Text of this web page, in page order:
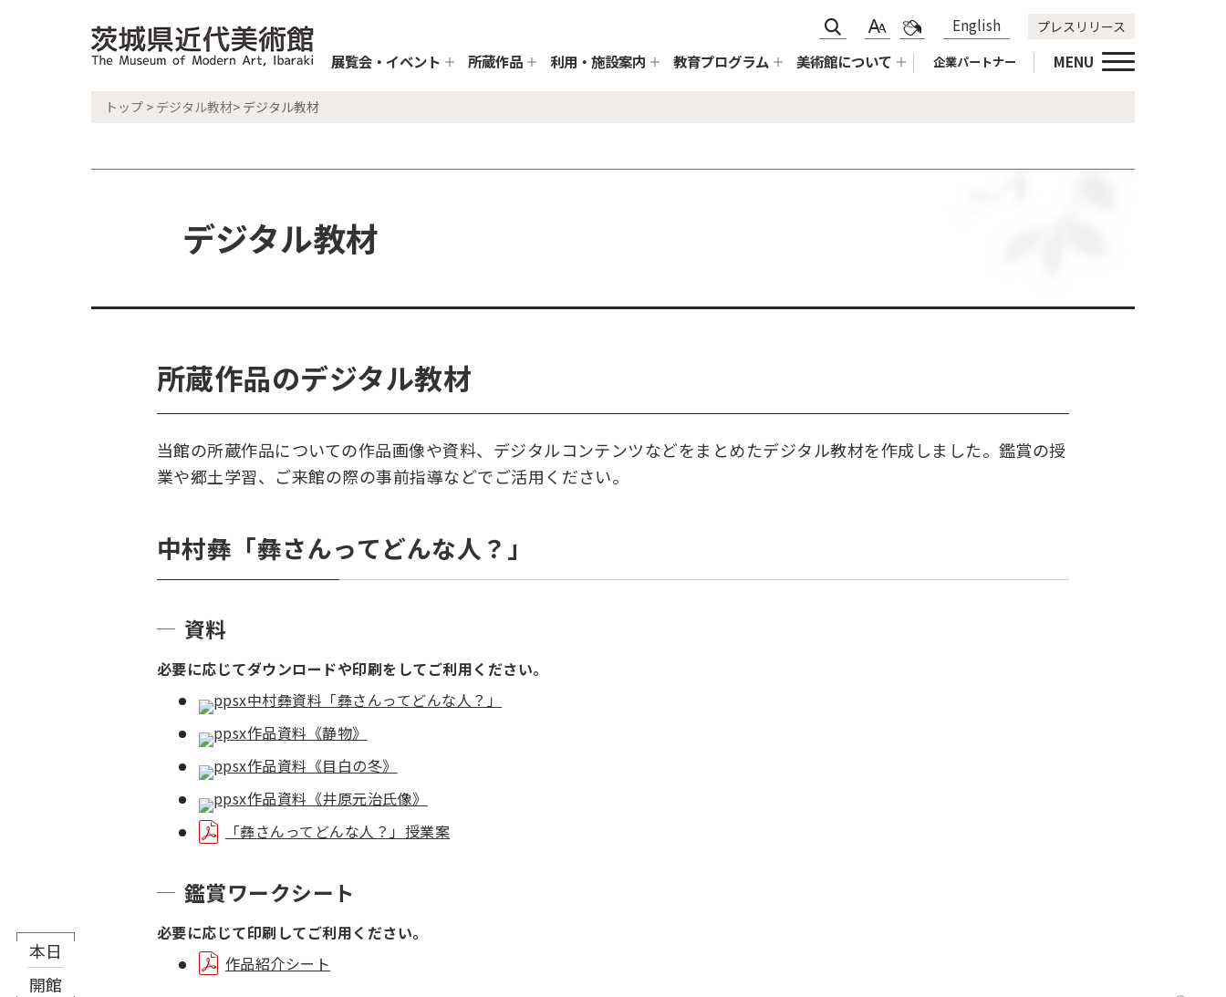
サ
ト
文
サ
更
標
拡
合
い
青
黒
English プレスリリース
展覧会・イベント 所蔵作品 利用・施設案内 教育プログラム 美術館について 企業パートナー MENU
本日
開館
トップ > デジタル教材> デジタル教材
デジタル教材
所蔵作品のデジタル教材
当館の所蔵作品についての作品画像や資料、デジタルコンテンツなどをまとめたデジタル教材を作成しました。鑑賞の授
業や郷土学習、ご来館の際の事前指導などでご活用ください。
中村彝「彝さんってどんな人？」
資料
必要に応じてダウンロードや印刷をしてご利用ください。
中村彝資料「彝さんってどんな人？」
作品資料《静物》
作品資料《目白の冬》
作品資料《井原元治氏像》
「彝さんってどんな人？」授業案
鑑賞ワークシート
必要に応じて印刷してご利用ください。
作品紹介シート